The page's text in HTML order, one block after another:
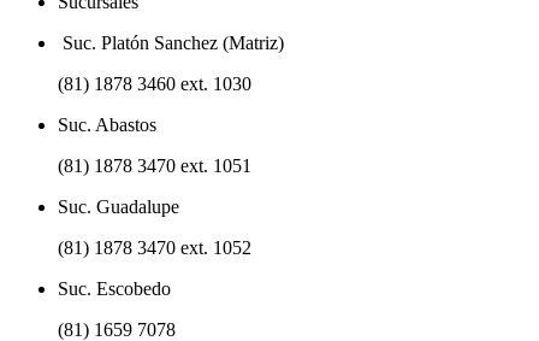
Suc. Platón Sanchez (Matriz)
(81) 1878 3460 ext. 1030
Suc. Abastos
(81) 1878 3470 ext. 1051
Suc. Guadalupe
(81) 1878 3470 ext. 1052
Suc. Escobedo
(81) 1659 7078